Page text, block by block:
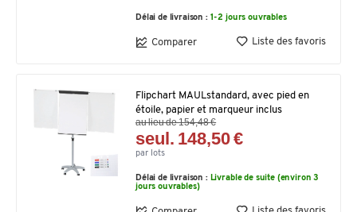
Délai de livraison : 1-2 jours ouvrables
Comparer Liste des favoris
Flipchart MAULstandard, avec pied en
étoile, papier et marqueur inclus
au lieu de 154,48 €
seul. 148,50 €
par lots
Délai de livraison : Livrable de suite (environ 3
jours ouvrables)